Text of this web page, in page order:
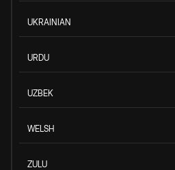
UKRAINIAN
URDU
UZBEK
WELSH
ZULU